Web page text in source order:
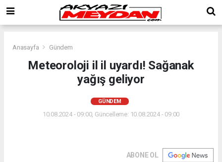
Anasayfa Gündem
Meteoroloji il il uyardı! Sağanak
yağış geliyor
GÜNDEM
10.08.2024 - 09:00, Güncelleme: 10.08.2024 - 09:00
ABONE OL